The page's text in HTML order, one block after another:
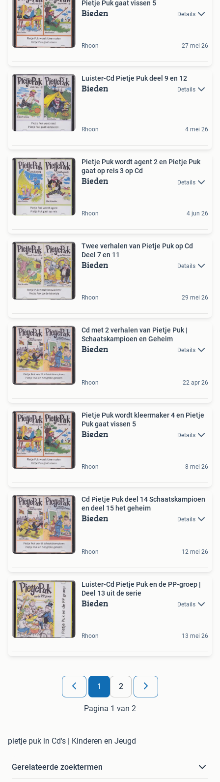
Pietje Puk gaat vissen 5
Bieden Details
Rhoon 27 mei 26
Luister-Cd Pietje Puk deel 9 en 12
Bieden Details
Rhoon 4 mei 26
Pietje Puk wordt agent 2 en Pietje Puk
gaat op reis 3 op Cd
Bieden Details
Rhoon 4 jun 26
Twee verhalen van Pietje Puk op Cd
Deel 7 en 11
Bieden Details
Rhoon 29 mei 26
Cd met 2 verhalen van Pietje Puk |
Schaatskampioen en Geheim
Bieden Details
Rhoon 22 apr 26
Pietje Puk wordt kleermaker 4 en Pietje
Puk gaat vissen 5
Bieden Details
Rhoon 8 mei 26
Cd Pietje Puk deel 14 Schaatskampioen
en deel 15 het geheim
Bieden Details
Rhoon 12 mei 26
Luister-Cd Pietje Puk en de PP-groep |
Deel 13 uit de serie
Bieden Details
Rhoon 13 mei 26
1 2
Pagina 1 van 2
pietje puk in Cd's | Kinderen en Jeugd
Gerelateerde zoektermen